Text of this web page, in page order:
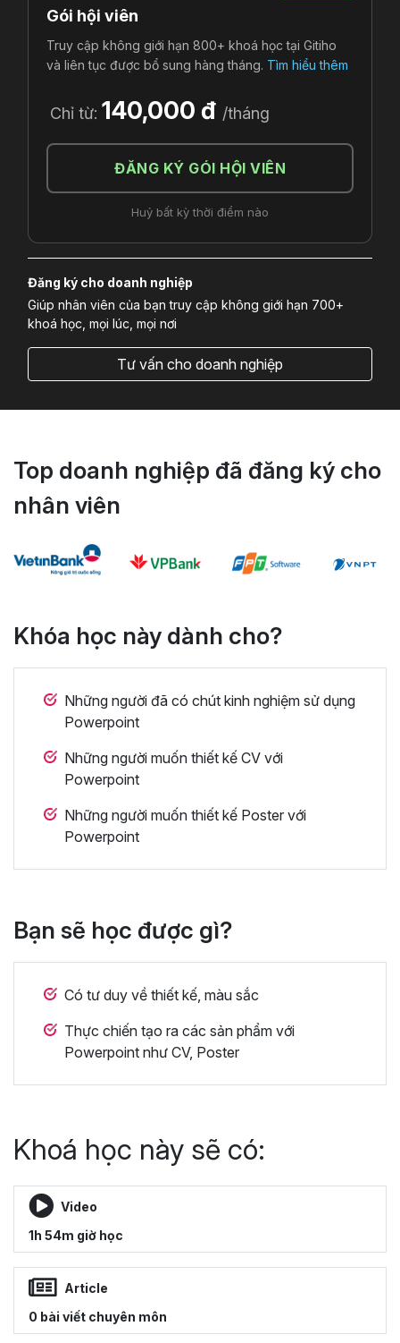
Gói hội viên
Truy cập không giới hạn 800+ khoá học tại Gitiho
và liên tục được bổ sung hàng tháng. Tìm hiểu thêm
Chỉ từ: 140,000 đ /tháng
ĐĂNG KÝ GÓI HỘI VIÊN
Huỷ bất kỳ thời điểm nào
Đăng ký cho doanh nghiệp
Giúp nhân viên của bạn truy cập không giới hạn 700+
khoá học, mọi lúc, mọi nơi
Tư vấn cho doanh nghiệp
Top doanh nghiệp đã đăng ký cho
nhân viên
Khóa học này dành cho?
Những người đã có chút kinh nghiệm sử dụng
Powerpoint
Những người muốn thiết kế CV với
Powerpoint
Những người muốn thiết kế Poster với
Powerpoint
Bạn sẽ học được gì?
Có tư duy về thiết kế, màu sắc
Thực chiến tạo ra các sản phẩm với
Powerpoint như CV, Poster
Khoá học này sẽ có:
Video
1h 54m giờ học
Article
0 bài viết chuyên môn